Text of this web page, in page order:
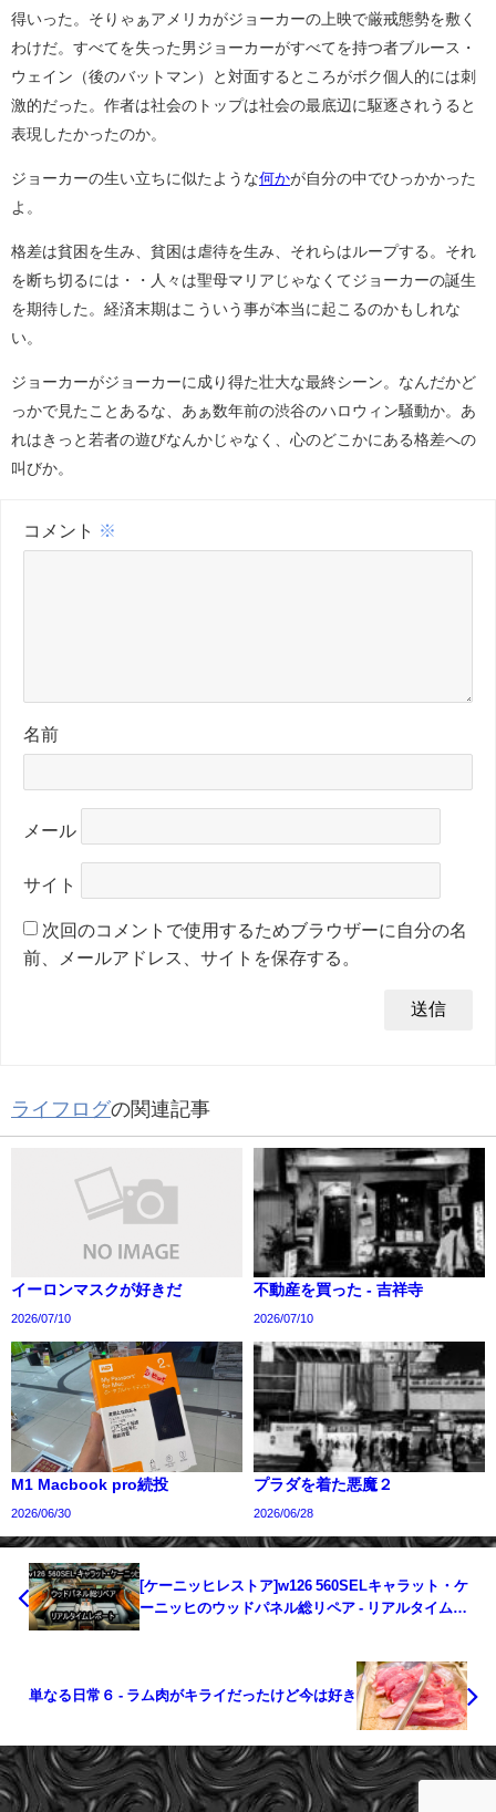
得いった。そりゃぁアメリカがジョーカーの上映で厳戒態勢を敷く
わけだ。すべてを失った男ジョーカーがすべてを持つ者ブルース・
ウェイン（後のバットマン）と対面するところがボク個人的には刺
激的だった。作者は社会のトップは社会の最底辺に駆逐されうると
表現したかったのか。
ジョーカーの生い立ちに似たような何かが自分の中でひっかかった
よ。
格差は貧困を生み、貧困は虐待を生み、それらはループする。それ
を断ち切るには・・人々は聖母マリアじゃなくてジョーカーの誕生
を期待した。経済末期はこういう事が本当に起こるのかもしれな
い。
ジョーカーがジョーカーに成り得た壮大な最終シーン。なんだかど
っかで見たことあるな、あぁ数年前の渋谷のハロウィン騒動か。あ
れはきっと若者の遊びなんかじゃなく、心のどこかにある格差への
叫びか。
コメント ※
名前
メール
サイト
次回のコメントで使用するためブラウザーに自分の名
前、メールアドレス、サイトを保存する。
ライフログの関連記事
イーロンマスクが好きだ
2026/07/10
不動産を買った - 吉祥寺
2026/07/10
M1 Macbook pro続投
2026/06/30
プラダを着た悪魔２
2026/06/28
[ケーニッヒレストア]w126 560SELキャラット・ケ
ーニッヒのウッドパネル総リペア - リアルタイムレ
単なる日常６ - ラム肉がキライだったけど今は好き